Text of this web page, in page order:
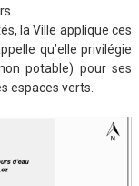
la Ville applique ces
qu’elle privilégie
potable) pour ses
espaces verts.